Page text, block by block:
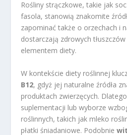
Rośliny strączkowe, takie jak
fasola, stanowią znakomite
zapominać także o orzechach i
dostarczają zdrowych
elementem diety.
W kontekście diety roślinnej
B12, gdyż jej naturalne źródła
produktach zwierzęcych.
suplementacji lub wyborze
roślinnych, takich jak mleko
płatki śniadaniowe. Podobnie